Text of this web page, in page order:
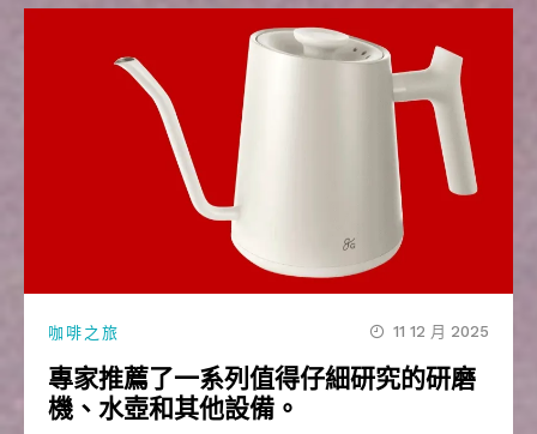
咖啡之旅 11 12 月 2025
專家推薦了一系列值得仔細研究的研磨
機、水壺和其他設備。